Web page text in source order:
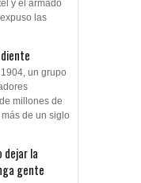
y el armado
las
un grupo
millones de
de un siglo
dejar la
gente